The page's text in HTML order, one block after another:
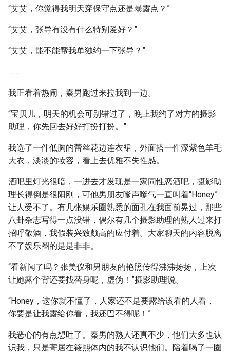
“艾艾，你觉得我明天穿保守点还是暴露点？”
“艾艾，张导有没有什么特别爱好？”
“艾艾，能不能帮我单独约一下张导？”
……
我正看着热闹，秦男跑过来拉我到一边。
“宝贝儿，明天的机会可别错过了，晚上我约了对方的摄影
助理，你先回去好好打扮打扮。”
我选了一件低胸的蕾丝花边连衣裙，外面搭一件深紫色羊毛
大衣，淡淡的妆容，看上去优雅不失性感。
酒吧里灯光很暗，一进去才发现是一家同性恋酒吧，摄影助
理长得倒是很阳刚，可他男朋友嗲声嗲气一直叫着“Honey”
让人受不了。有几张娱乐圈熟悉的面孔在我面前晃过，那些
八卦杂志写得一点没错，偶尔有几个摄影助理的熟人过来打
招呼敬酒，我假装兴致颇高的应付着。大家聊天的内容脱离
不了娱乐圈的是是非非。
“看新闻了吗？张美仪和男朋友的艳照传得沸沸扬扬，上次
让她露个背还要找替身呢，虚伪！”摄影助理说。
“Honey，这你就不懂了，人家还不是要露给该看的人看，
你要是让我露给你看，我还巴不得呢！”
我恶心的有点想吐了。秦男的熟人还真不少，他们大多也认
识我，只是寄居在筱熙体内的我不认识他们。陪着喝了一圈